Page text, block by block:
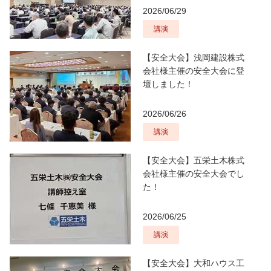
2026/06/29
講演
【安全大会】浅岡建設株式
会社様主催の安全大会に登
壇しました！
2026/06/26
講演
【安全大会】五栄土木株式
会社様主催の安全大会でし
た！
2026/06/25
講演
【安全大会】大和ハウス工